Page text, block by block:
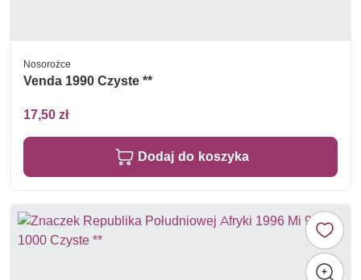
Nosorożce
Venda 1990 Czyste **
17,50 zł
Dodaj do koszyka